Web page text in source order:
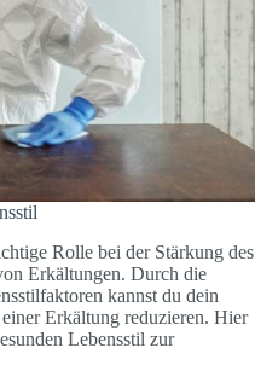
Rolle bei der Stärkung des
Erkältungen. Durch die
kannst du dein
Erkältung reduzieren. Hier
Lebensstil zur